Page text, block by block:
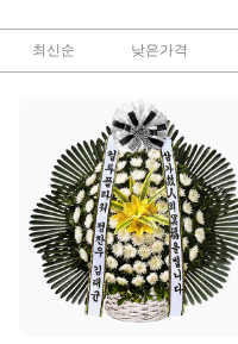
최신순 낮은가격